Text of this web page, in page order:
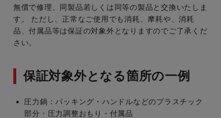
無償で修理、同製品若しくは同等の製品と交換いたしま
す。
ただし、正常なご使用でも消耗、摩耗や、消耗
品、付属品等は保証の対象外となりますのでご了承くだ
さい。
保証対象外となる箇所の一例
圧力鍋：パッキング・ハンドルなどのプラスチック
部分・圧力調整おもり・付属品